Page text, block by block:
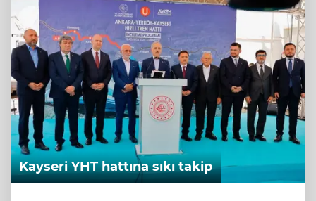
Kayseri YHT hattına sıkı takip